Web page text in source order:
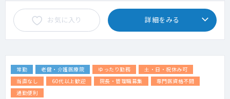
お気に入り 詳細をみる
常勤 老健・介護医療院 ゆったり勤務
土・日・祝休み可
当直なし
60代以上歓迎 院長・管理職募集
専門医資格不問
通勤便利